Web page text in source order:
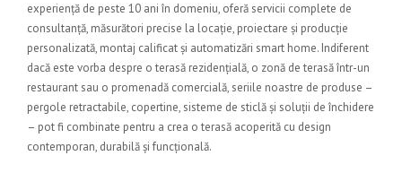
experiență de peste 10 ani în domeniu, oferă servicii complete de
consultanță, măsurători precise la locație, proiectare și producție
personalizată, montaj calificat și automatizări smart home. Indiferent
dacă este vorba despre o terasă rezidențială, o zonă de terasă într-un
restaurant sau o promenadă comercială, seriile noastre de produse –
pergole retractabile, copertine, sisteme de sticlă și soluții de închidere
– pot fi combinate pentru a crea o terasă acoperită cu design
contemporan, durabilă și funcțională.